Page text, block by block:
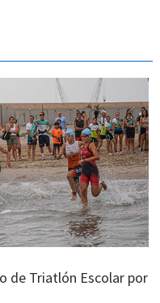
de Triatlón Escolar por